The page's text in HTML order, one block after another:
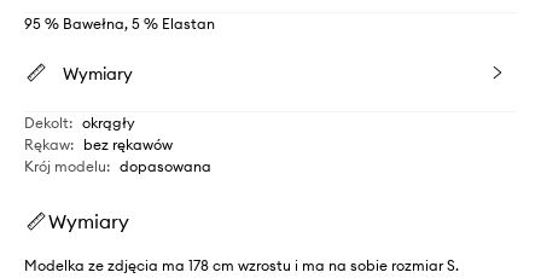
95 % Bawełna, 5 % Elastan
Wymiary
Dekolt: okrągły
Rękaw: bez rękawów
Krój modelu: dopasowana
Wymiary
Modelka ze zdjęcia ma 178 cm wzrostu i ma na sobie rozmiar S.